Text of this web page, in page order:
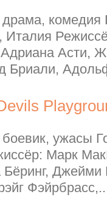
комедия
Италия
Асти,
Бриали,
ужасы
Марк
Фэйрбрасс,..